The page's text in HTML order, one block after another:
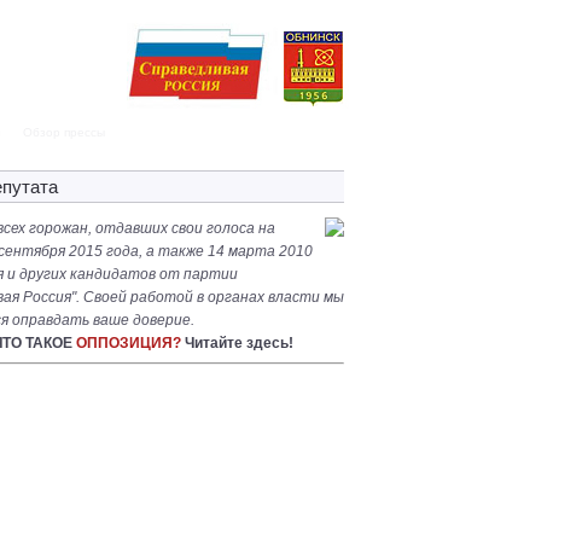
горожан, отдавших свои голоса на
2015 года, а также 14 марта 2010
и других кандидатов от партии
Россия". Своей работой в органах власти мы
оправдать ваше доверие.
ТАКОЕ ОППОЗИЦИЯ? Читайте здесь!